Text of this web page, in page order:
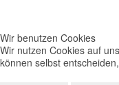
Wir benutzen Cookies
Wir nutzen Cookies auf
können selbst